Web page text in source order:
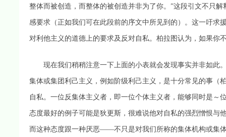
整体而被创造，而整体的被创造并非为了你。”这段引文不只
感要求（正如我们可在此段前的序文中所见到的）。这一吁
对利他主义的道德上的要求及反对自私。柏拉图认为，如果你
现在我们稍稍注意一下上面的小表就会发现事实并非如此
集体或集团利己主义，例如阶级利己主义，是十分常见的事（
自私。一位反集体主义者，即一位个体主义者，能够同时是
态度最好的例子可能是狄更斯，很难说他对自私的强烈憎恨与
而这种态度跟一种厌恶——不只是对我们所称的集体机构或集